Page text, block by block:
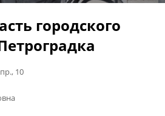
городского
10